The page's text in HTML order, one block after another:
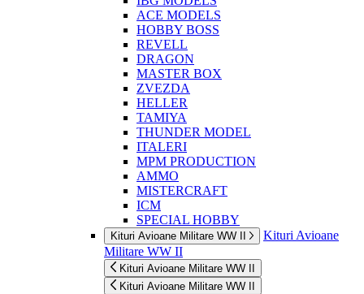
ACE MODELS
HOBBY BOSS
REVELL
DRAGON
MASTER BOX
ZVEZDA
HELLER
TAMIYA
THUNDER MODEL
ITALERI
MPM PRODUCTION
AMMO
MISTERCRAFT
ICM
SPECIAL HOBBY
Kituri Avioane Militare WW II
Kituri Avioane
Militare WW II
Kituri Avioane Militare WW II
Kituri Avioane Militare WW II